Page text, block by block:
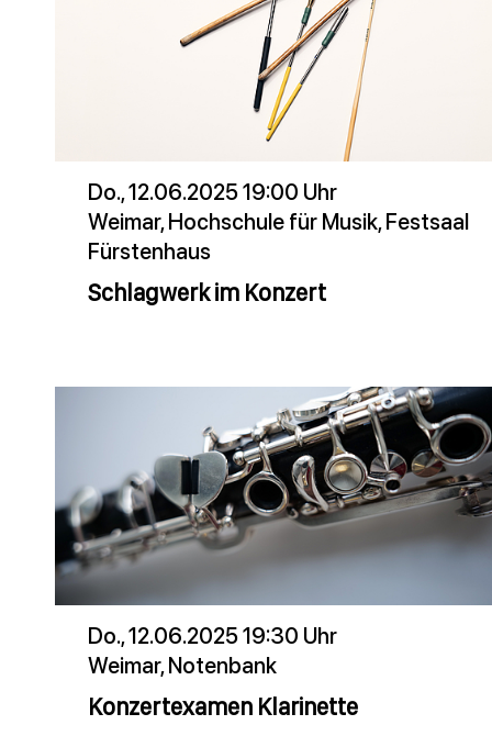
Do., 12.06.2025 19:00 Uhr
Weimar, Hochschule für Musik, Festsaal
Fürstenhaus
Schlagwerk im Konzert
Do., 12.06.2025 19:30 Uhr
Weimar, Notenbank
Konzertexamen Klarinette